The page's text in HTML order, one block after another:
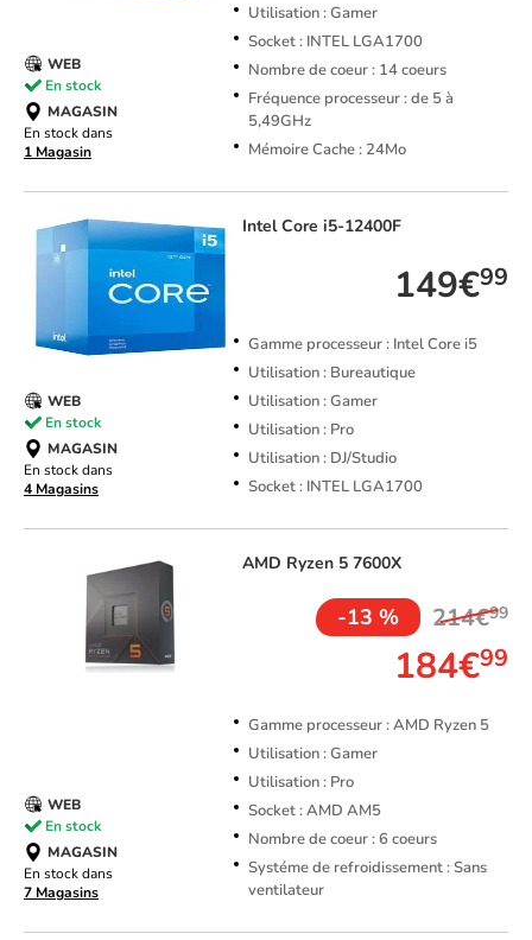
Utilisation : Gamer
Socket : INTEL LGA1700
Nombre de coeur : 14 coeurs
Fréquence processeur : de 5 à
5,49GHz
Mémoire Cache : 24Mo
WEB
En stock
MAGASIN
En stock dans
1 Magasin
IntelCore i5-12400F
149€99
Gamme processeur : Intel Core i5
Utilisation : Bureautique
Utilisation : Gamer
Utilisation : Pro
Utilisation : DJ/Studio
Socket : INTEL LGA1700
WEB
En stock
MAGASIN
En stock dans
4 Magasins
AMD Ryzen 5 7600X
-13 % 214€99
184€99
Gamme processeur : AMD Ryzen 5
Utilisation : Gamer
Utilisation : Pro
Socket : AMD AM5
Nombre de coeur : 6 coeurs
Systéme de refroidissement : Sans
ventilateur
WEB
En stock
MAGASIN
En stock dans
7 Magasins